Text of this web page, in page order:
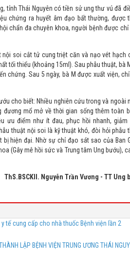
tỉnh Thái Nguyên có tiền sử ung thư vú đã
chứng ra huyết âm đạo bất thường, được
chẩn đa chuyên khoa, người bệnh được chỉ
soi cắt tử cung triệt căn và nạo vét hạch
tối thiểu (khoảng 15ml). Sau phẫu thuật, bà
chứng. Sau 5 ngày, bà M được xuất viện,
cho biết: Nhiều nghiên cứu trong và ngoài
mổ mở về thời gian sống thêm toàn
ưu điểm như ít đau, phục hồi nhanh, giảm
thuật nội soi là kỹ thuật khó, đòi hỏi phẫu
hiện đại. Nhờ sự chỉ đạo sát sao của Ban
(Gây mê hồi sức và Trung tâm Ung bướu),
ThS.BSCKII. Nguyễn Trần Vương - TT Ung
tế cung cấp cho nhà thuốc Bệnh viện lần 2
LẬP BỆNH VIỆN TRUNG ƯƠNG THÁI